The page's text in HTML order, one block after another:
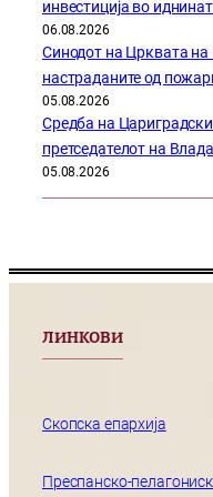
инвестиција во
06.08.2026
Синодот на Црквата
настраданите од
05.08.2026
Средба на
претседателот на
05.08.2026
ЛИНКОВИ
Скопска епархија
Преспанско-